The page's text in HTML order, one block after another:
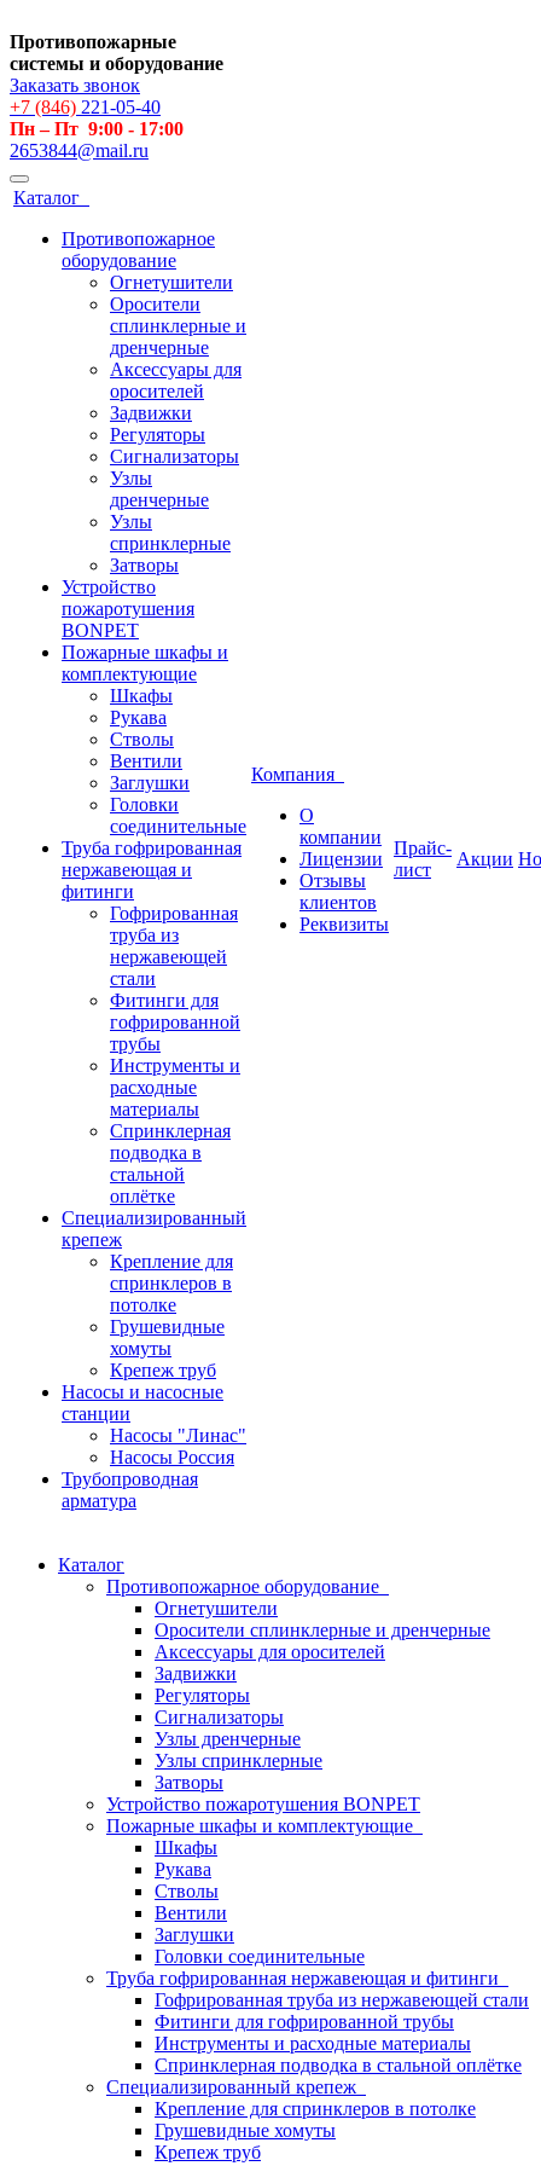
Противопожарные
системы и оборудование
Заказать звонок
+7 (846) 221-05-40
Пн – Пт 9:00 - 17:00
2653844@mail.ru
Каталог
Противопожарное
оборудование
Огнетушители
Оросители
сплинклерные и
дренчерные
Аксессуары для
оросителей
Задвижки
Регуляторы
Сигнализаторы
Узлы
дренчерные
Узлы
спринклерные
Затворы
Устройство
пожаротушения
BONPET
Пожарные шкафы и
комплектующие
Шкафы
Рукава
Стволы
Вентили
Заглушки
Головки
соединительные
Труба гофрированная
нержавеющая и
фитинги
Гофрированная
труба из
нержавеющей
стали
Фитинги для
гофрированной
трубы
Инструменты и
расходные
материалы
Спринклерная
подводка в
стальной
оплётке
Специализированный
крепеж
Крепление для
спринклеров в
потолке
Грушевидные
хомуты
Крепеж труб
Насосы и насосные
станции
Насосы "Линас"
Насосы Россия
Трубопроводная
арматура
Компания
О
компании
Лицензии
Отзывы
клиентов
Реквизиты
Прайс-
лист
Акции
Каталог
Противопожарное оборудование
Огнетушители
Оросители сплинклерные и дренчерные
Аксессуары для оросителей
Задвижки
Регуляторы
Сигнализаторы
Узлы дренчерные
Узлы спринклерные
Затворы
Устройство пожаротушения BONPET
Пожарные шкафы и комплектующие
Шкафы
Рукава
Стволы
Вентили
Заглушки
Головки соединительные
Труба гофрированная нержавеющая и фитинги
Гофрированная труба из нержавеющей стали
Фитинги для гофрированной трубы
Инструменты и расходные материалы
Спринклерная подводка в стальной оплётке
Специализированный крепеж
Крепление для спринклеров в потолке
Грушевидные хомуты
Крепеж труб